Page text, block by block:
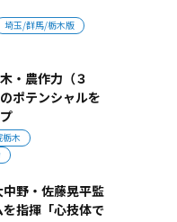
埼玉/群馬/栃木版
・農作力（３
ポテンシャルを
木
野・佐藤晃平監
指揮「心技体で